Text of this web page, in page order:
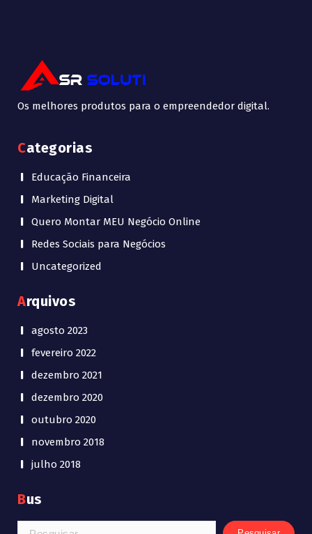
Os melhores produtos para o empreendedor digital.
Categorias
Educação Financeira
Marketing Digital
Quero Montar MEU Negócio Online
Redes Sociais para Negócios
Uncategorized
Arquivos
agosto 2023
fevereiro 2022
dezembro 2021
dezembro 2020
outubro 2020
novembro 2018
julho 2018
Bus